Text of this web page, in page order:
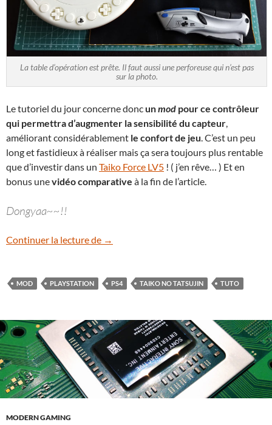
La table d’opération est prête. Il faut aussi une perforeuse qui n’est pas
sur la photo.
Le tutoriel du jour concerne doncunmod pour ce contrôleur
qui permettra d’augmenter la sensibilité du capteur
améliorant considérablement le confort de jeu . C’est un peu
long et fastidieux à réaliser mais ça sera toujours plus rentable
que d’investir dans un Taiko Force LV5 ! ( j’en rêve… ) Et en
bonus unevidéo comparative à la fin de l’article.
Dongyaa~~!!
Continuer la lecture de [Tuto] Taiko No Tatsujin : Hori PS4-
→
MOD PLAYSTATION PS4 TAIKO NO TATSUJIN TUTO
MODERN GAMING